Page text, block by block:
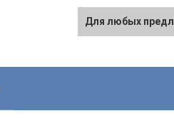
Для любых